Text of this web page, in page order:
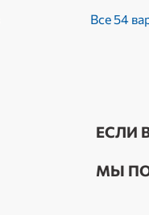
Все 54
ЕСЛИ
МЫ